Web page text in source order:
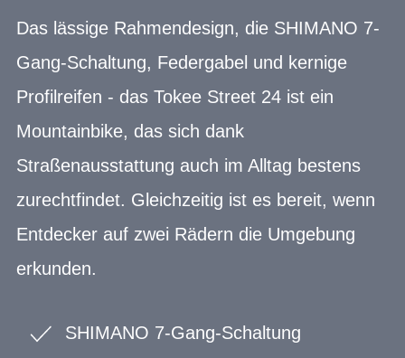
Das lässige Rahmendesign, die SHIMANO 7-
Gang-Schaltung, Federgabel und kernige
Profilreifen - das Tokee Street 24 ist ein
Mountainbike, das sich dank
Straßenausstattung auch im Alltag bestens
zurechtfindet. Gleichzeitig ist es bereit, wenn
Entdecker auf zwei Rädern die Umgebung
erkunden.
SHIMANO 7-Gang-Schaltung